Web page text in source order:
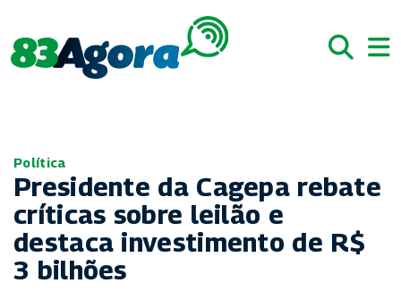
Política
Presidente da Cagepa rebate
críticas sobre leilão e
destaca investimento de R$
3 bilhões